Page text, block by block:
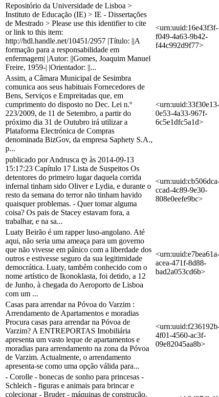
Repositório da Universidade de Lisboa >
Instituto de Educação (IE) > IE - Dissertações
de Mestrado > Please use this identifier to cite
or link to this item:
http://hdl.handle.net/10451/2957 |Título: ||A
formação para a responsabilidade em
enfermagem| |Autor: ||Gomes, Joaquim Manuel
Freire, 1959-| |Orientador: ||...
<urn:uuid:16e43f3f-
f049-4a63-9b42-
f44c992d9f77>
Assim, a Câmara Municipal de Sesimbra
comunica aos seus habituais Fornecedores de
Bens, Serviços e Empreitadas que, em
cumprimento do disposto no Dec. Lei n.º
223/2009, de 11 de Setembro, a partir do
próximo dia 31 de Outubro irá utilizar a
Plataforma Electrónica de Compras
denominada BizGov, da empresa Saphety S.A.,
p...
<urn:uuid:33f30e13-
0e53-4a33-967f-
6c5e1dfc5a1d>
publicado por Andrusca ღ às 2014-09-13
15:17:23 Capítulo 17 Lista de Suspeitos Os
detentores do primeiro lugar daquela corrida
infernal tinham sido Oliver e Lydia, e durante o
resto da semana do terror não tinham havido
quaisquer problemas. - Quer tomar alguma
coisa? Os pais de Stacey estavam fora, a
trabalhar, e na sa...
ccad-4c89-9e30-
808e0eefe9bc>
Luaty Beirão é um rapper luso-angolano. Até
aqui, não seria uma ameaça para um governo
que não vivesse em pânico com a liberdade dos
outros e estivesse seguro da sua legitimidade
democrática. Luaty, também conhecido com o
nome artístico de Ikonoklasta, foi detido, a 12
de Junho, à chegada do Aeroporto de Lisboa
com um ...
<urn:uuid:e7bea61a-
acea-471f-8d88-
bad2a053cd6b>
Casas para arrendar na Póvoa do Varzim :
Arrendamento de Apartamentos e moradias
Procura casas para arrendar na Póvoa de
Varzim? A ENTREPORTAS Imobiliária
apresenta um vasto leque de apartamentos e
moradias para arrendamento na zona da Póvoa
de Varzim. Actualmente, o arrendamento
apresenta-se como uma opção válida para...
4f01-4560-ac3f-
09e82045aa8b>
- Corolle - bonecas de sonho para princesas -
Schleich - figuras e animais para brincar e
colecionar - Bruder - máquinas de construção,